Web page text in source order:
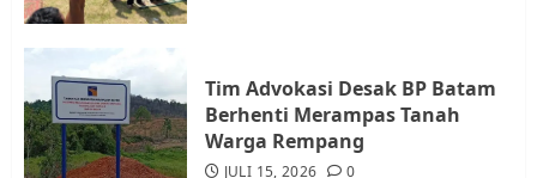
Tim Advokasi Desak BP Batam
Berhenti Merampas Tanah
Warga Rempang
JULI 15, 2026 0
5
Resahkan Warga
JULI 17, 2026 0